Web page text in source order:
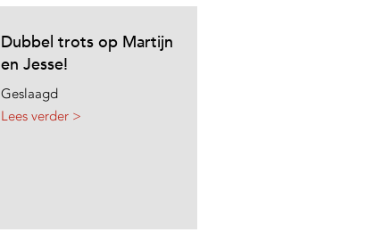
Dubbel trots op Martijn
en Jesse!
Geslaagd
Lees verder >